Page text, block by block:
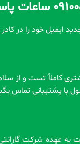
ایمیل خود را در کادر
با پشتیبانی تماس
به عهده شرکت